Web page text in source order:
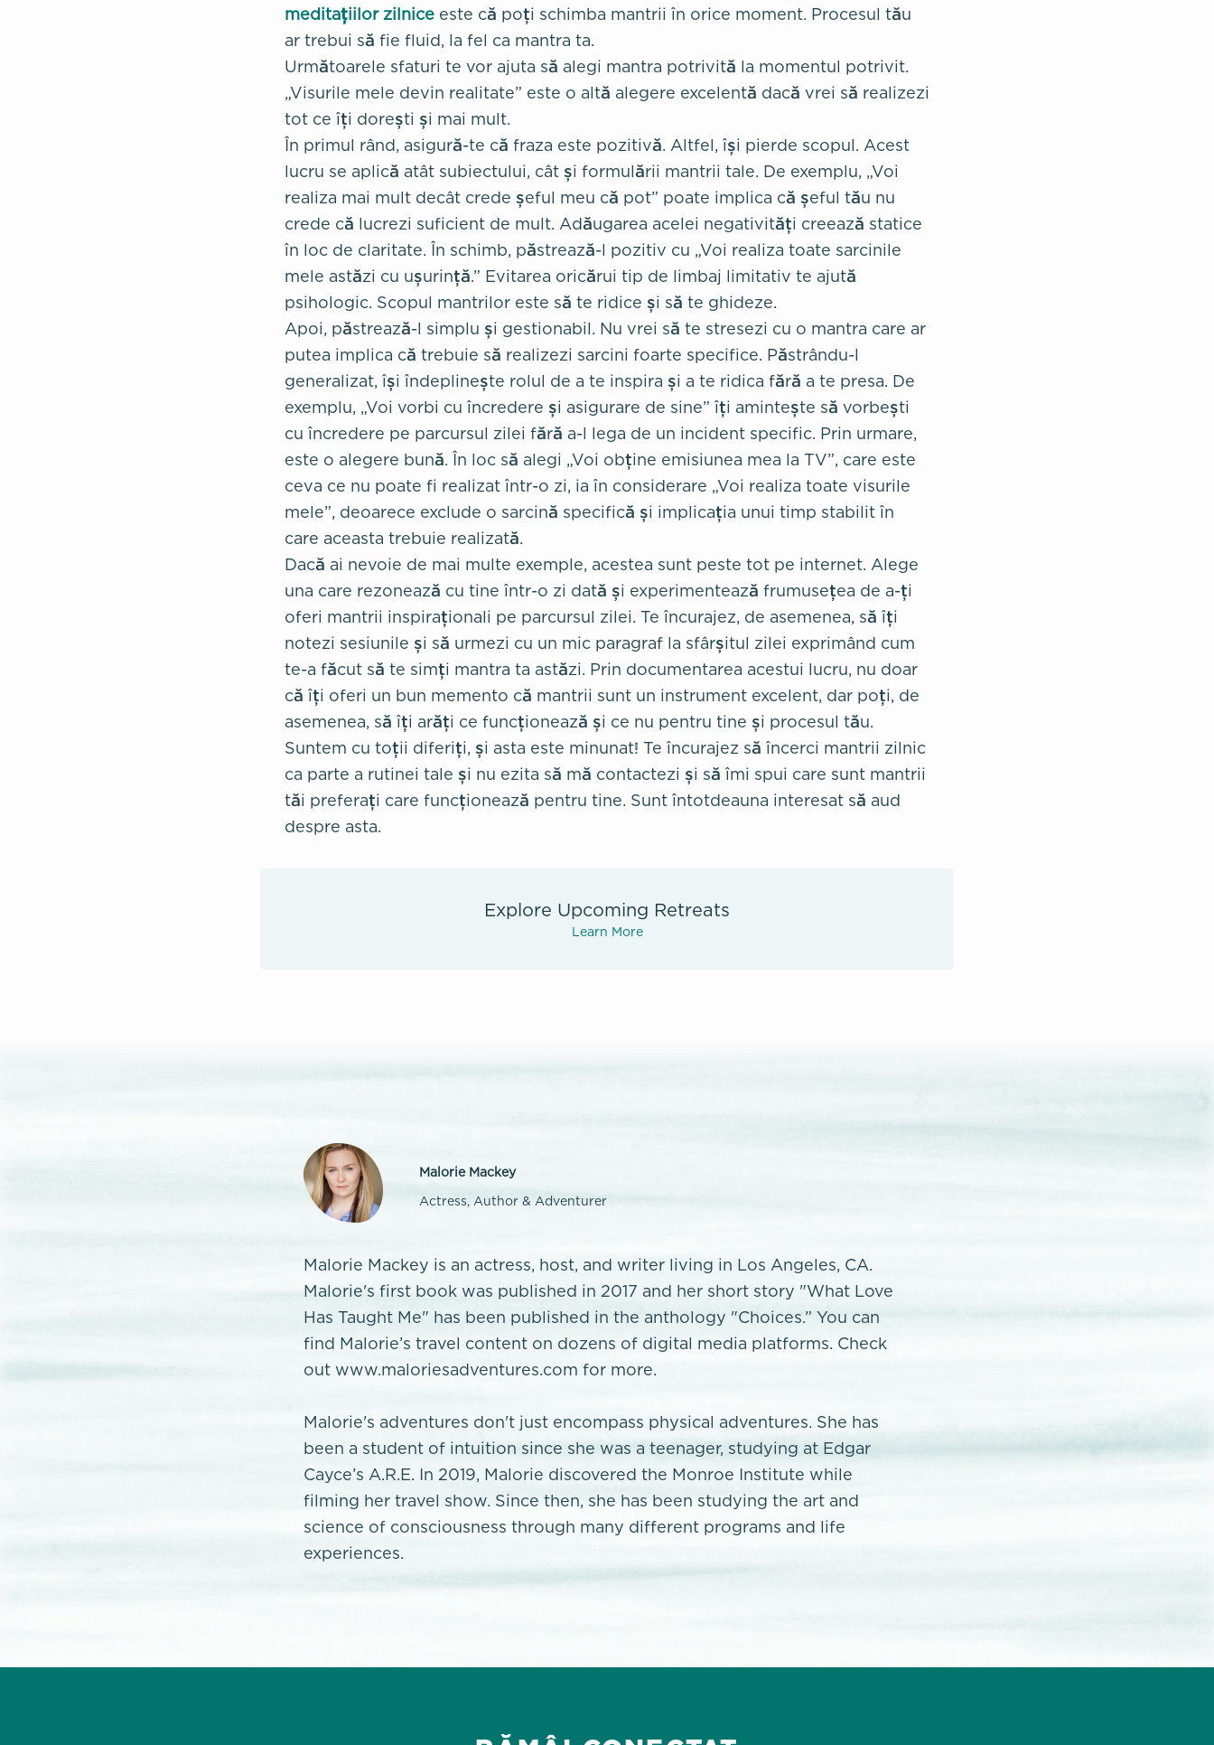
meditațiilor zilniceeste că poți schimba mantrii în orice moment. Procesul tău
ar trebui să fie fluid, la fel ca mantra ta.
Următoarele sfaturi te vor ajuta să alegi mantra potrivită la momentul potrivit.
„Visurile mele devin realitate” este o altă alegere excelentă dacă vrei să realizezi
tot ce îți dorești și mai mult.
În primul rând, asigură-te că fraza este pozitivă. Altfel, își pierde scopul. Acest
lucru se aplică atât subiectului, cât și formulării mantrii tale. De exemplu, „Voi
realiza mai mult decât crede șeful meu că pot” poate implica că șeful tău nu
crede că lucrezi suficient de mult. Adăugarea acelei negativități creează statice
în loc de claritate. În schimb, păstrează-l pozitiv cu „Voi realiza toate sarcinile
mele astăzi cu ușurință.” Evitarea oricărui tip de limbaj limitativ te ajută
psihologic. Scopul mantrilor este să te ridice și să te ghideze.
Apoi, păstrează-l simplu și gestionabil. Nu vrei să te stresezi cu o mantra care ar
putea implica că trebuie să realizezi sarcini foarte specifice. Păstrându-l
generalizat, își îndeplinește rolul de a te inspira și a te ridica fără a te presa. De
exemplu, „Voi vorbi cu încredere și asigurare de sine” îți amintește să vorbești
cu încredere pe parcursul zilei fără a-l lega de un incident specific. Prin urmare,
este o alegere bună. În loc să alegi „Voi obține emisiunea mea la TV”, care este
ceva ce nu poate fi realizat într-o zi, ia în considerare „Voi realiza toate visurile
mele”, deoarece exclude o sarcină specifică și implicația unui timp stabilit în
care aceasta trebuie realizată.
Dacă ai nevoie de mai multe exemple, acestea sunt peste tot pe internet. Alege
una care rezonează cu tine într-o zi dată și experimentează frumusețea de a-ți
oferi mantrii inspiraționali pe parcursul zilei. Te încurajez, de asemenea, să îți
notezi sesiunile și să urmezi cu un mic paragraf la sfârșitul zilei exprimând cum
te-a făcut să te simți mantra ta astăzi. Prin documentarea acestui lucru, nu doar
că îți oferi un bun memento că mantrii sunt un instrument excelent, dar poți, de
asemenea, să îți arăți ce funcționează și ce nu pentru tine și procesul tău.
Suntem cu toții diferiți, și asta este minunat! Te încurajez să încerci mantrii zilnic
ca parte a rutinei tale și nu ezita să mă contactezi și să îmi spui care sunt mantrii
tăi preferați care funcționează pentru tine. Sunt întotdeauna interesat să aud
despre asta.
Explore Upcoming Retreats
Learn More
Malorie Mackey
Actress, Author & Adventurer
Malorie Mackey is an actress, host, and writer living in Los Angeles, CA.
Malorie's first book was published in 2017 and her short story "What Love
Has Taught Me" has been published in the anthology "Choices.” You can
find Malorie’s travel content on dozens of digital media platforms. Check
out www.maloriesadventures.com for more.
Malorie's adventures don't just encompass physical adventures. She has
been a student of intuition since she was a teenager, studying at Edgar
Cayce’s A.R.E. In 2019, Malorie discovered the Monroe Institute while
filming her travel show. Since then, she has been studying the art and
science of consciousness through many different programs and life
experiences.